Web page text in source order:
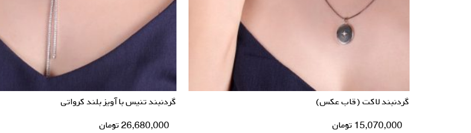
گردنبند لاکت (قاب عکس)
15,070,000 تومان
گردنبند تنیس با آویز بلند کرواتی
26,680,000تومان